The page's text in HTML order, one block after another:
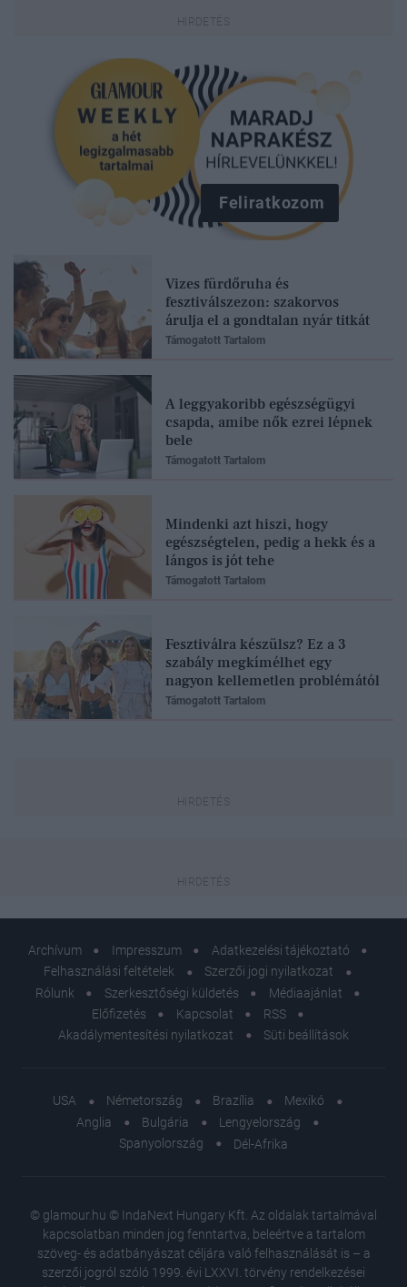
Feliratkozom
Vizes fürdőruha és
fesztiválszezon: szakorvos
árulja el a gondtalan nyár titkát
Támogatott Tartalom
A leggyakoribb egészségügyi
csapda, amibe nők ezrei lépnek
bele
Támogatott Tartalom
Mindenki azt hiszi, hogy
egészségtelen, pedig a hekk és a
lángos is jót tehe
Támogatott Tartalom
Fesztiválra készülsz? Ez a 3
szabály megkímélhet egy
nagyon kellemetlen problémától
Támogatott Tartalom
Archívum Impresszum
Adatkezelési tájékoztató
Felhasználási feltételek
Szerzői jogi nyilatkozat
Rólunk
Szerkesztőségi küldetés
Médiaajánlat
Előfizetés
Kapcsolat
RSS
Akadálymentesítési nyilatkozat
Süti beállítások
USA Németország Brazília
Mexikó
Anglia
Bulgária
Lengyelország
Spanyolország
Dél-Afrika
© glamour.hu © IndaNext Hungary Kft. Az oldalak tartalmával
kapcsolatban minden jog fenntartva, beleértve a tartalom
szöveg- és adatbányászat céljára való felhasználását is – a
szerzői jogról szóló 1999. évi LXXVI. törvény rendelkezései